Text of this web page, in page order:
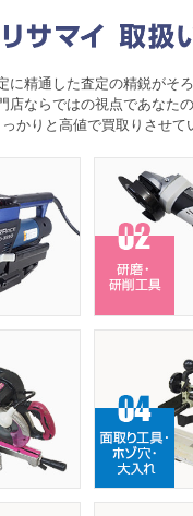
に精通した査定の精鋭がそろ
店ならではの視点であなた
かりと高値で買取りさせて